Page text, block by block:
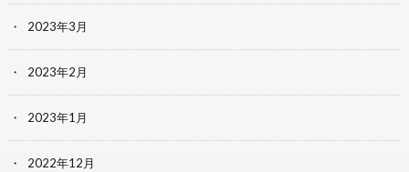
2023年3月
2023年2月
2023年1月
2022年12月